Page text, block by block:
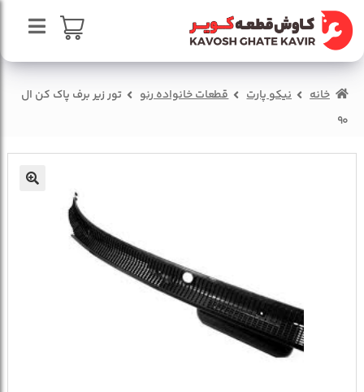
پرش
به
ناوبری
پرش
به
محتوا
صفحه اصلی
سبد خرید
خانه نیکو پارت قطعات خانواده رنو
تور زیر برف پاک کن ال
90